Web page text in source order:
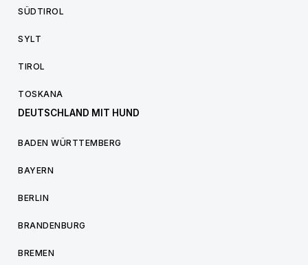
SÜDTIROL
SYLT
TIROL
TOSKANA
DEUTSCHLAND MIT HUND
BADEN WÜRTTEMBERG
BAYERN
BERLIN
BRANDENBURG
BREMEN